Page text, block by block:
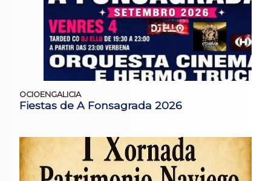
OCIOENGALICIA
Fiestas de A Fonsagrada 2026